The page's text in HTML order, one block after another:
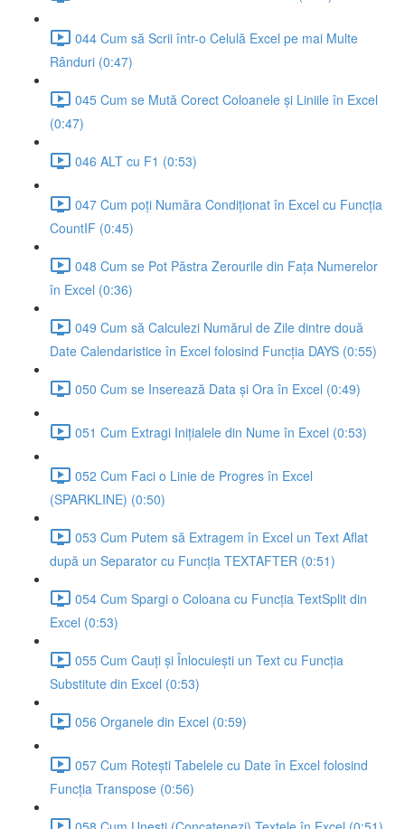
044 Cum să Scrii într-o Celulă Excel pe mai Multe
Rânduri (0:47)
045 Cum se Mută Corect Coloanele și Liniile în Excel
(0:47)
046 ALT cu F1 (0:53)
047 Cum poți Număra Condiționat în Excel cu Funcția
CountIF (0:45)
048 Cum se Pot Păstra Zerourile din Fața Numerelor
în Excel (0:36)
049 Cum să Calculezi Numărul de Zile dintre două
Date Calendaristice în Excel folosind Funcția DAYS (0:55)
050 Cum se Inserează Data și Ora în Excel (0:49)
051 Cum Extragi Inițialele din Nume în Excel (0:53)
052 Cum Faci o Linie de Progres în Excel
(SPARKLINE) (0:50)
053 Cum Putem să Extragem în Excel un Text Aflat
după un Separator cu Funcția TEXTAFTER (0:51)
054 Cum Spargi o Coloana cu Funcția TextSplit din
Excel (0:53)
055 Cum Cauți și Înlocuiești un Text cu Funcția
Substitute din Excel (0:53)
056 Organele din Excel (0:59)
057 Cum Rotești Tabelele cu Date în Excel folosind
Funcția Transpose (0:56)